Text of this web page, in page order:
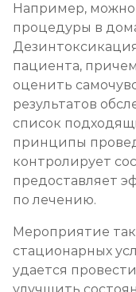
Например,
процедуры в
пациента,
оценить
результатов
список
принципы
контролирует
предоставляет
по лечению.
Мероприятие
стационарных
удается